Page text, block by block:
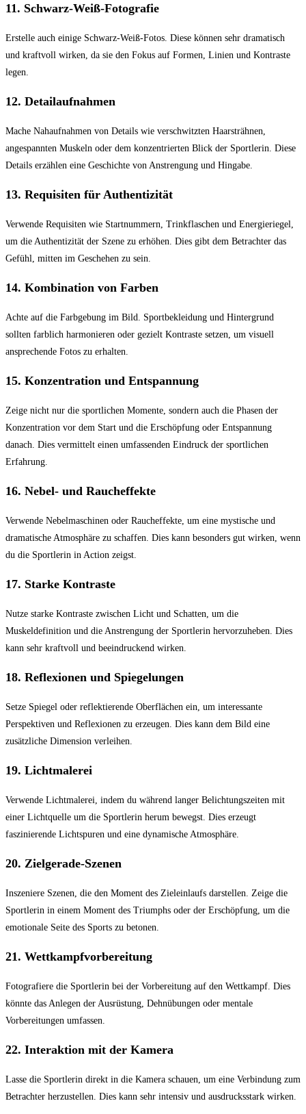
11. Schwarz-Weiß-Fotografie
Erstelle auch einige Schwarz-Weiß-Fotos. Diese können sehr dramatisch
und kraftvoll wirken, da sie den Fokus auf Formen, Linien und Kontraste
legen.
12. Detailaufnahmen
Mache Nahaufnahmen von Details wie verschwitzten Haarsträhnen,
angespannten Muskeln oder dem konzentrierten Blick der Sportlerin. Diese
Details erzählen eine Geschichte von Anstrengung und Hingabe.
13. Requisiten für Authentizität
Verwende Requisiten wie Startnummern, Trinkflaschen und Energieriegel,
um die Authentizität der Szene zu erhöhen. Dies gibt dem Betrachter das
Gefühl, mitten im Geschehen zu sein.
14. Kombination von Farben
Achte auf die Farbgebung im Bild. Sportbekleidung und Hintergrund
sollten farblich harmonieren oder gezielt Kontraste setzen, um visuell
ansprechende Fotos zu erhalten.
15. Konzentration und Entspannung
Zeige nicht nur die sportlichen Momente, sondern auch die Phasen der
Konzentration vor dem Start und die Erschöpfung oder Entspannung
danach. Dies vermittelt einen umfassenden Eindruck der sportlichen
Erfahrung.
16. Nebel- und Raucheffekte
Verwende Nebelmaschinen oder Raucheffekte, um eine mystische und
dramatische Atmosphäre zu schaffen. Dies kann besonders gut wirken, wenn
du die Sportlerin in Action zeigst.
17. Starke Kontraste
Nutze starke Kontraste zwischen Licht und Schatten, um die
Muskeldefinition und die Anstrengung der Sportlerin hervorzuheben. Dies
kann sehr kraftvoll und beeindruckend wirken.
18. Reflexionen und Spiegelungen
Setze Spiegel oder reflektierende Oberflächen ein, um interessante
Perspektiven und Reflexionen zu erzeugen. Dies kann dem Bild eine
zusätzliche Dimension verleihen.
19. Lichtmalerei
Verwende Lichtmalerei, indem du während langer Belichtungszeiten mit
einer Lichtquelle um die Sportlerin herum bewegst. Dies erzeugt
faszinierende Lichtspuren und eine dynamische Atmosphäre.
20. Zielgerade-Szenen
Inszeniere Szenen, die den Moment des Zieleinlaufs darstellen. Zeige die
Sportlerin in einem Moment des Triumphs oder der Erschöpfung, um die
emotionale Seite des Sports zu betonen.
21. Wettkampfvorbereitung
Fotografiere die Sportlerin bei der Vorbereitung auf den Wettkampf. Dies
könnte das Anlegen der Ausrüstung, Dehnübungen oder mentale
Vorbereitungen umfassen.
22. Interaktion mit der Kamera
Lasse die Sportlerin direkt in die Kamera schauen, um eine Verbindung zum
Betrachter herzustellen. Dies kann sehr intensiv und ausdrucksstark wirken.